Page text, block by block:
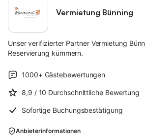
Vermietung Bünning
Unser verifizierter Partner Vermietung
Reservierung kümmern.
1000+ Gästebewertungen
8,9 / 10 Durchschnittliche Bewertung
Sofortige Buchungsbestätigung
Anbieterinformationen